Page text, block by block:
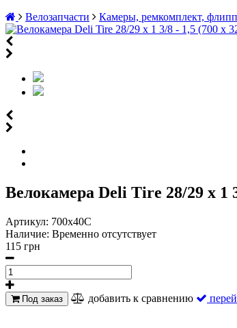
Велозапчасти
Камеры, ремкомплект,
Велокамера Deli Tire 28/29 х 1
Артикул: 700х40С
Наличие: Временно отсутствует
115 грн
Под заказ добавить к сравнению